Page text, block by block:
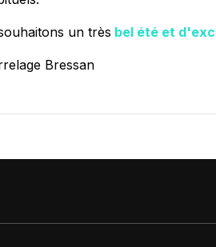
un très bel été et
Bressan
PAS À